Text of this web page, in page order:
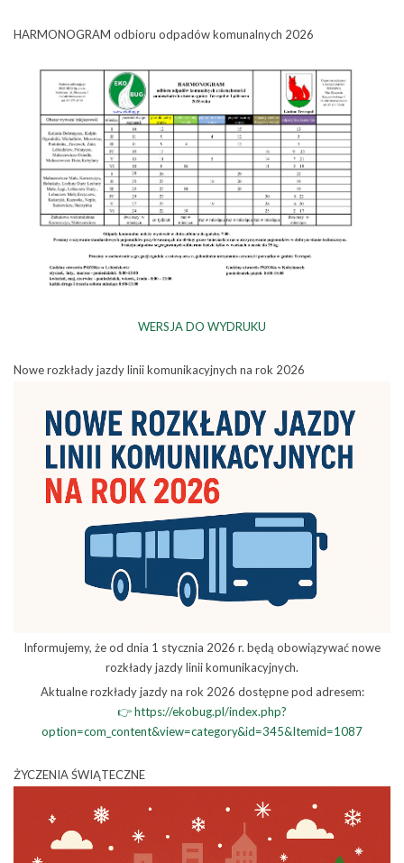
HARMONOGRAM odbioru odpadów komunalnych 2026
WERSJA DO WYDRUKU
Nowe rozkłady jazdy linii komunikacyjnych na rok 2026
Informujemy, że od dnia 1 stycznia 2026 r. będą obowiązywać nowe
rozkłady jazdy linii komunikacyjnych.
Aktualne rozkłady jazdy na rok 2026 dostępne pod adresem:
👉 https://ekobug.pl/index.php?
option=com_content&view=category&id=345&Itemid=1087
ŻYCZENIA ŚWIĄTECZNE